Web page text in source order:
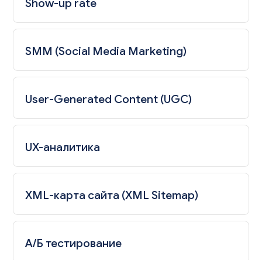
Show-up rate
SMM (Social Media Marketing)
User-Generated Content (UGC)
UX-аналитика
XML-карта сайта (XML Sitemap)
А/Б тестирование